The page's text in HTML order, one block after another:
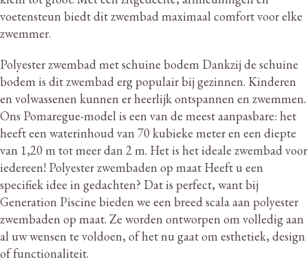
voetensteun biedt dit zwembad maximaal comfort voor elke
zwemmer.
Polyester zwembad met schuine bodem Dankzij de schuine
bodem is dit zwembad erg populair bij gezinnen. Kinderen
en volwassenen kunnen er heerlijk ontspannen en zwemmen.
Ons Pomaregue-model is een van de meest aanpasbare: het
heeft een waterinhoud van 70 kubieke meter en een diepte
van 1,20 m tot meer dan 2 m. Het is het ideale zwembad voor
iedereen! Polyester zwembaden op maat Heeft u een
specifiek idee in gedachten? Dat is perfect, want bij
Generation Piscine bieden we een breed scala aan polyester
zwembaden op maat. Ze worden ontworpen om volledig aan
al uw wensen te voldoen, of het nu gaat om esthetiek, design
of functionaliteit.